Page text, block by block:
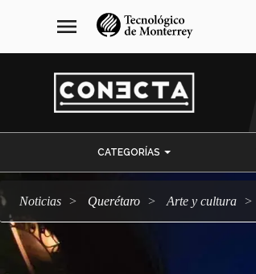
navegación
principal
menu
CATEGORÍAS
Noticias Querétaro arte y cultura